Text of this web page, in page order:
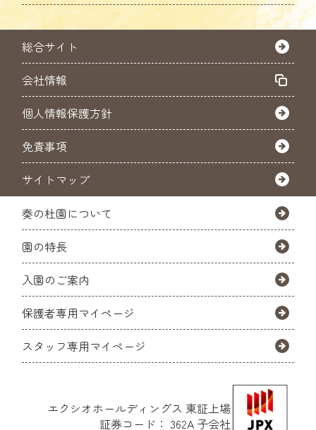
総合サイト
会社情報
個人情報保護方針
免責事項
サイトマップ
奏の杜園について
園の特長
入園のご案内
保護者専用マイページ
スタッフ専用マイページ
エクシオホールディングス 東証上場
証券コード： 362A 子会社